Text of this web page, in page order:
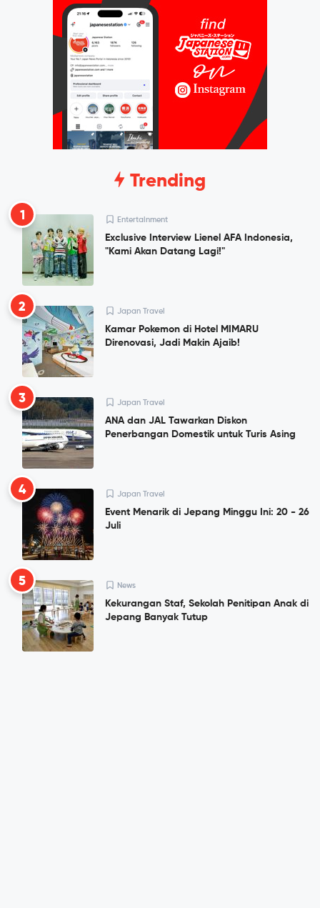
Trending
1 Entertainment
Exclusive Interview Lienel AFA Indonesia,
"Kami Akan Datang Lagi!"
2 Japan Travel
Kamar Pokemon di Hotel MIMARU
Direnovasi, Jadi Makin Ajaib!
3 Japan Travel
ANA dan JAL Tawarkan Diskon
Penerbangan Domestik untuk Turis Asing
4 Japan Travel
Event Menarik di Jepang Minggu Ini: 20 - 26
Juli
5 News
Kekurangan Staf, Sekolah Penitipan Anak di
Jepang Banyak Tutup